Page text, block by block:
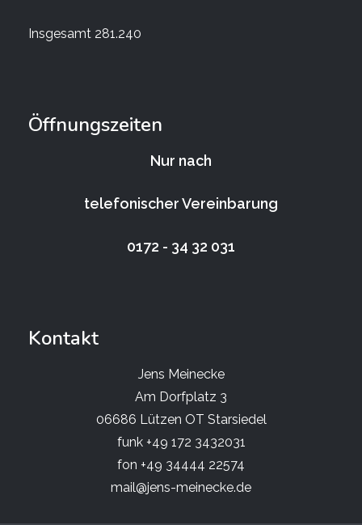
Insgesamt 281.240
Öffnungszeiten
Nur nach
telefonischer Vereinbarung
0172 - 34 32 031
Kontakt
Jens Meinecke
Am Dorfplatz 3
06686 Lützen OT Starsiedel
funk +49 172 3432031
fon +49 34444 22574
mail@jens-meinecke.de